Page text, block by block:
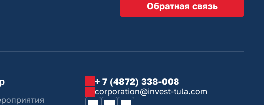
Обратная связь
+ 7 (4872) 338-008
corporation@invest-tula.com